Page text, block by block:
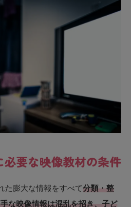
要な映像教材の条件
た膨大な情報をすべて分類・整
な映像情報は混乱を招き、子ど